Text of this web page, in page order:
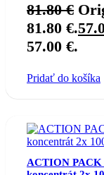
81.80€
81.80 €.
57.00 €.
Pridať do košíka
ACTION PACK